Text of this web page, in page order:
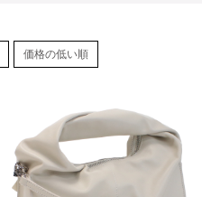
価格の低い順